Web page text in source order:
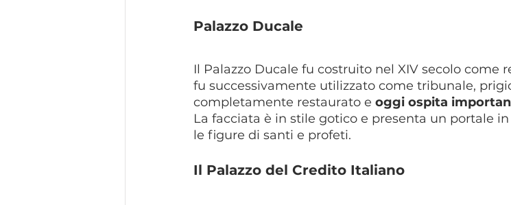
Palazzo Ducale
Il Palazzo Ducale fu costruito nel XIV secolo come
fu successivamente utilizzato come tribunale,
completamente restaurato e oggi ospita
La facciata è in stile gotico e presenta un portale
le figure di santi e profeti.
Il Palazzo del Credito Italiano